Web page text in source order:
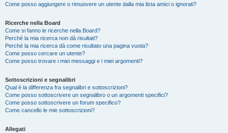
Come posso aggiungere o rimuovere un utente dalla mia lista amici o ignorati?
Ricerche nella Board
Come si fanno le ricerche nella Board?
Perché la mia ricerca non dà risultati?
Perché la mia ricerca dà come risultato una pagina vuota?
Come posso cercare un utente?
Come posso trovare i miei messaggi e i miei argomenti?
Sottoscrizioni e segnalibri
Qual è la differenza fra segnalibri e sottoscrizioni?
Come posso sottoscrivere un segnalibro o un argomenti specifici?
Come posso sottoscrivere un forum specifico?
Come cancello le mie sottoscrizioni?
Allegati